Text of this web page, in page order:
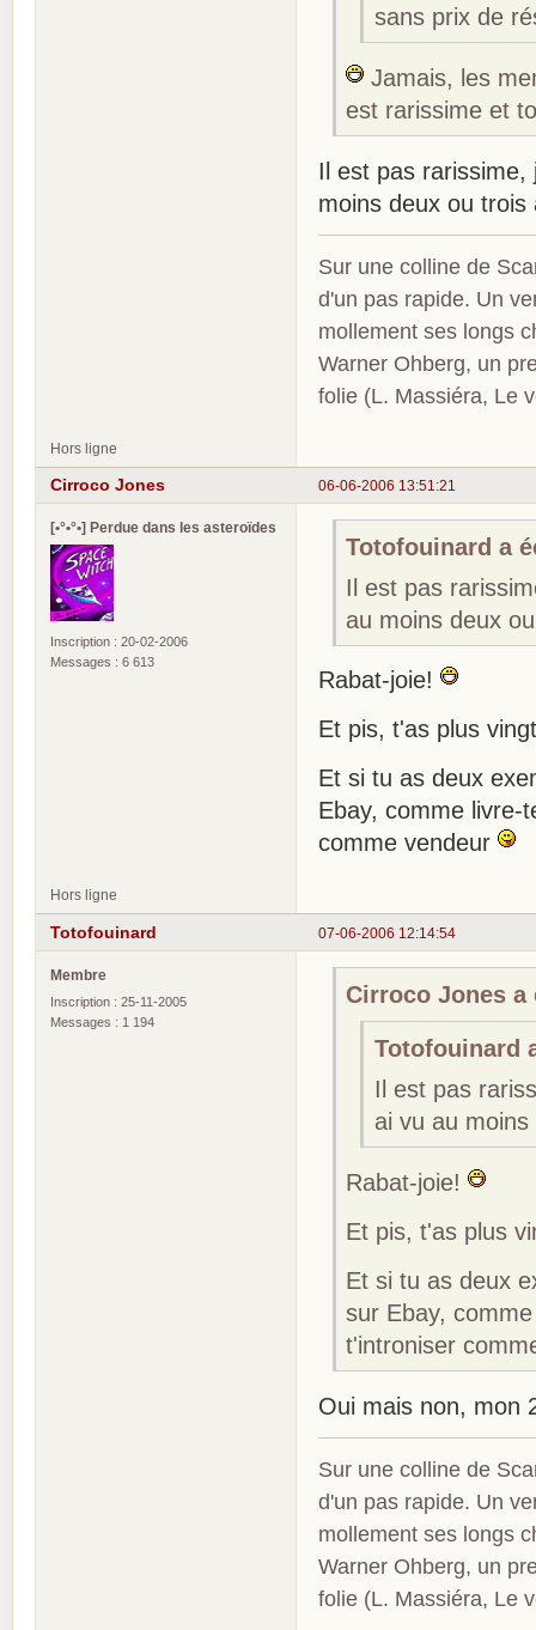
sans prix de
Jamais, les
est rarissime et
Il est pas rarissime,
moins deux ou
Sur une colline de
d'un pas rapide. Un
mollement ses longs
Warner Ohberg, un
folie (L. Massiéra, Le
Hors ligne
06-06-2006 13:51:21
Cirroco Jones
[•°•°•] Perdue dans les asteroïdes
Inscription : 20-02-2006
Messages : 6 613
Totofouinard a
Il est pas
au moins deux
Rabat-joie!
Et pis, t'as plus
Et si tu as deux
Ebay, comme livre-
comme vendeur
Hors ligne
07-06-2006 12:14:54
Totofouinard
Membre
Inscription : 25-11-2005
Messages : 1 194
Cirroco Jones a
Totofouinard
Il est pas
ai vu au
Rabat-joie!
Et pis, t'as plus
Et si tu as deux
sur Ebay,
t'introniser
Oui mais non, mon
Sur une colline de
d'un pas rapide. Un
mollement ses longs
Warner Ohberg, un
folie (L. Massiéra, Le